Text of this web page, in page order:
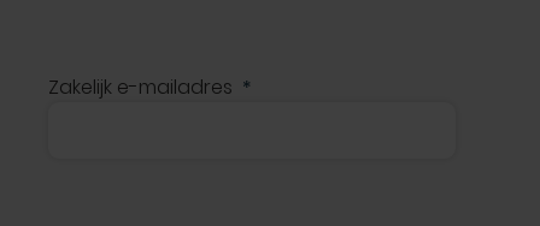
Zakelijk e-mailadres